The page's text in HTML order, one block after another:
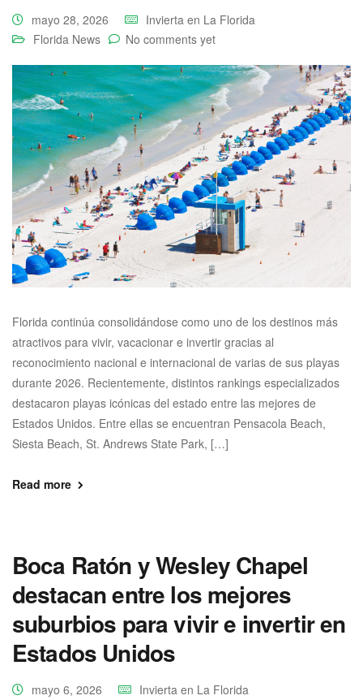
mayo 28, 2026
Invierta en La Florida
Florida News
No comments yet
Florida continúa consolidándose como uno de los destinos más
atractivos para vivir, vacacionar e invertir gracias al
reconocimiento nacional e internacional de varias de sus playas
durante 2026. Recientemente, distintos rankings especializados
destacaron playas icónicas del estado entre las mejores de
Estados Unidos. Entre ellas se encuentran Pensacola Beach,
Siesta Beach, St. Andrews State Park, […]
Read more
Boca Ratón y Wesley Chapel
destacan entre los mejores
suburbios para vivir e invertir en
Estados Unidos
mayo 6, 2026 Invierta en La Florida